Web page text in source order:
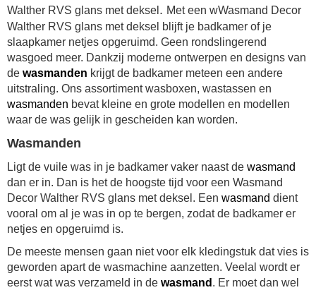
Walther RVS glans met deksel . Met een wWasmand Decor
Walther RVS glans met deksel blijft je badkamer of je
slaapkamer netjes opgeruimd. Geen rondslingerend
wasgoed meer. Dankzij moderne ontwerpen en designs van
de wasmanden krijgt de badkamer meteen een andere
uitstraling. Ons assortiment wasboxen, wastassen en
wasmanden bevat kleine en grote modellen en modellen
waar de was gelijk in gescheiden kan worden.
Wasmanden
Ligt de vuile was in je badkamer vaker naast de wasmand
dan er in. Dan is het de hoogste tijd voor een Wasmand
Decor Walther RVS glans met deksel. Een wasmand dient
vooral om al je was in op te bergen, zodat de badkamer er
netjes en opgeruimd is.
De meeste mensen gaan niet voor elk kledingstuk dat vies is
geworden apart de wasmachine aanzetten. Veelal wordt er
eerst wat was verzameld in de wasmand . Er moet dan wel